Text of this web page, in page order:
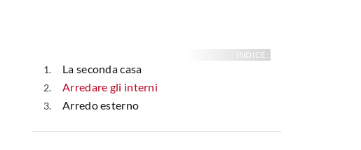
INDICE:
La seconda casa
Arredare gli interni
Arredo esterno